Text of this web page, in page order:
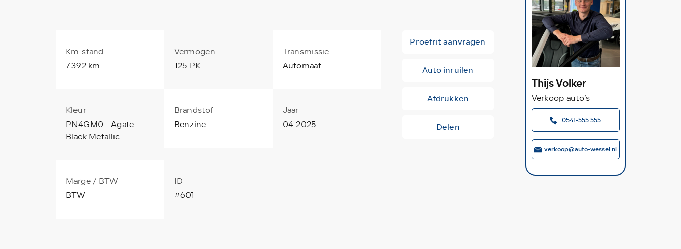
Km-stand
7.392 km
Vermogen
125 PK
Transmissie
Automaat
Kleur
PN4GM0 - Agate
Black Metallic
Brandstof
Benzine
Jaar
04-2025
Marge / BTW
BTW
ID
#601
Proefrit aanvragen
Auto inruilen
Afdrukken
Delen
Thijs Volker
Verkoop auto’s
0541-555 555
verkoop@auto-wessel.nl